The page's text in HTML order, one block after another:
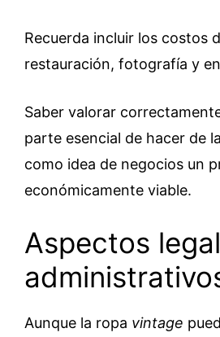
Recuerda incluir los costos
restauración, fotografía y
Saber valorar
parte esencial de hacer de
como idea de negocios un
económicamente viable.
Aspectos
Aunque la ropa vintage